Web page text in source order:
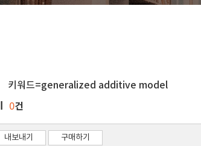
키워드=generalized additive model
0건
내보내기 구매하기